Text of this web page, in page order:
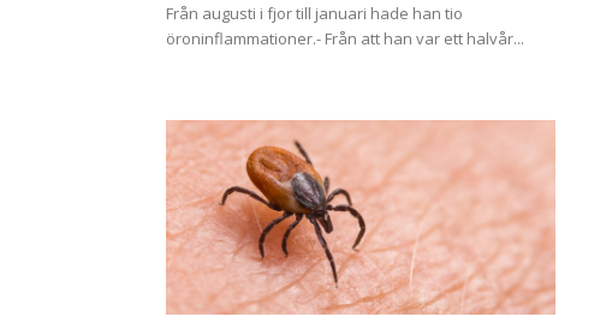
Från augusti i fjor till januari hade han tio
öroninflammationer.- Från att han var ett halvår...